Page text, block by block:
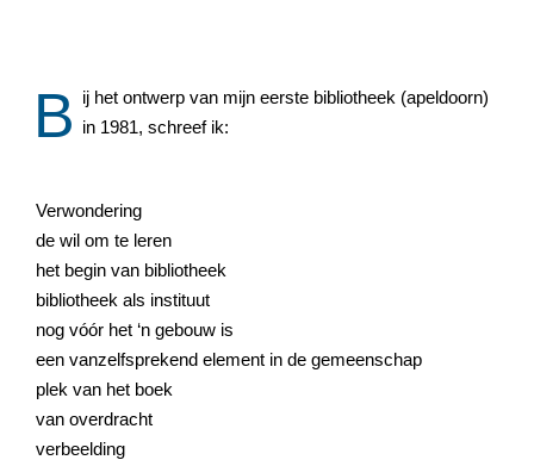
B ij het ontwerp van mijn eerste bibliotheek (apeldoorn)
in 1981, schreef ik:
Verwondering
de wil om te leren
het begin van bibliotheek
bibliotheek als instituut
nog vóór het ‘n gebouw is
een vanzelfsprekend element in de gemeenschap
plek van het boek
van overdracht
verbeelding